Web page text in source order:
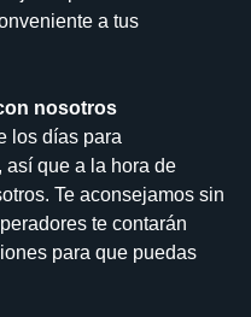
a tus
nosotros
los días para
así que a la hora de
Te aconsejamos sin
te contarán
para que puedas